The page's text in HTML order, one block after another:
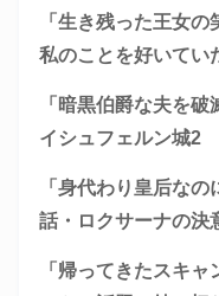
「生き残った王女
私のことを好いてい
「暗黒伯爵な夫を
イシュフェルン城2
「身代わり皇后な
話・ロクサーナの決
「帰ってきたスキ